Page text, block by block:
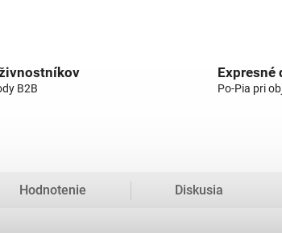
B2B
Expresné
Po-Pia pri
Hodnotenie Diskusia